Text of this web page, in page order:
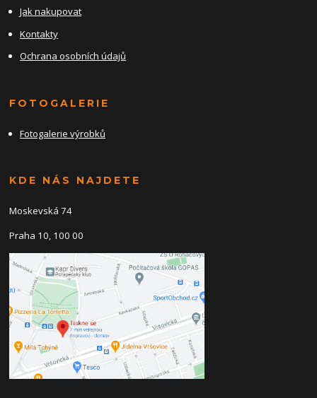
Jak nakupovat
Kontakty
Ochrana osobních údajů
FOTOGALERIE
Fotogalerie výrobků
KDE NÁS NAJDETE
Moskevská 74
Praha 10, 100 00